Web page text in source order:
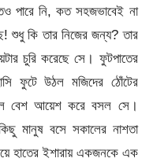
পারে নি, কত সহজভাবেই না
শুধু কি তার নিজের জন্য? তার
চুরি করেছে সে। ফুটপাতের
ফুটে উঠল মজিদের ঠোঁটের
বেশ আয়েশ করে বসল সে।
মানুষ বসে সকালের নাশতা
হাতের ইশারায় একজনকে এক